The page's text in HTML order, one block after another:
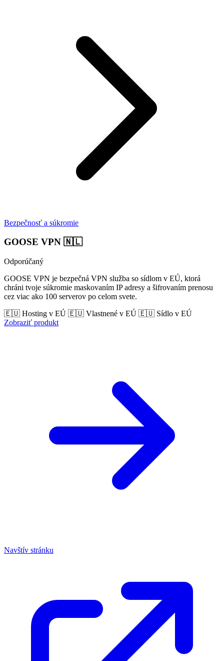
Bezpečnosť a súkromie
GOOSE VPN 🇳🇱
Odporúčaný
GOOSE VPN je bezpečná VPN služba so sídlom v EÚ, ktorá
chráni tvoje súkromie maskovaním IP adresy a šifrovaním prenosu
cez viac ako 100 serverov po celom svete.
🇪🇺 Hosting v EÚ 🇪🇺 Vlastnené v EÚ 🇪🇺 Sídlo v EÚ
Zobraziť produkt
Navštív stránku